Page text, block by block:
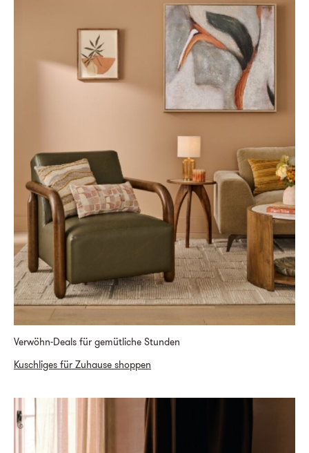
Verwöhn-Deals für gemütliche Stunden
Kuschliges für Zuhause shoppen